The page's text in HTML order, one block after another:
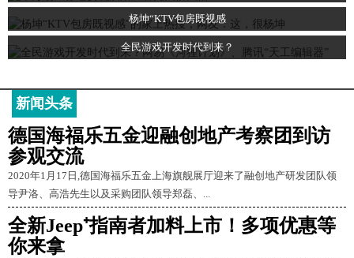
杨坤“KTV包房既视感
全民游戏开发时代到来？
新闻头条
德国海福乐五金迎融创地产考察团到访
参观交流
2020年1月17日,德国海福乐五金上海旗舰展厅迎来了融创地产研发团队领
导尹洛、高浩先生以及采购团队领导郑磊、...
全新Jeep⁺指南者加料上市！多项优惠等
你来拿